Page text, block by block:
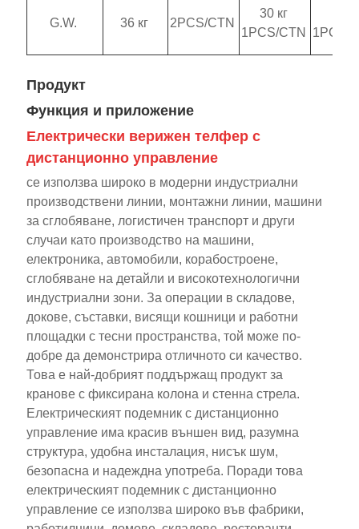
G.W. 36 кг 2PCS/CTN
30 кг
1PCS/CTN
1PCS/
Продукт
Функция и приложение
Електрически верижен телфер с
дистанционно управление
се използва широко в модерни индустриални
производствени линии, монтажни линии, машини
за сглобяване, логистичен транспорт и други
случаи като производство на машини,
електроника, автомобили, корабостроене,
сглобяване на детайли и високотехнологични
индустриални зони. За операции в складове,
докове, съставки, висящи кошници и работни
площадки с тесни пространства, той може по-
добре да демонстрира отличното си качество.
Това е най-добрият поддържащ продукт за
кранове с фиксирана колона и стенна стрела.
Електрическият подемник с дистанционно
управление има красив външен вид, разумна
структура, удобна инсталация, нисък шум,
безопасна и надеждна употреба. Поради това
електрическият подемник с дистанционно
управление се използва широко във фабрики,